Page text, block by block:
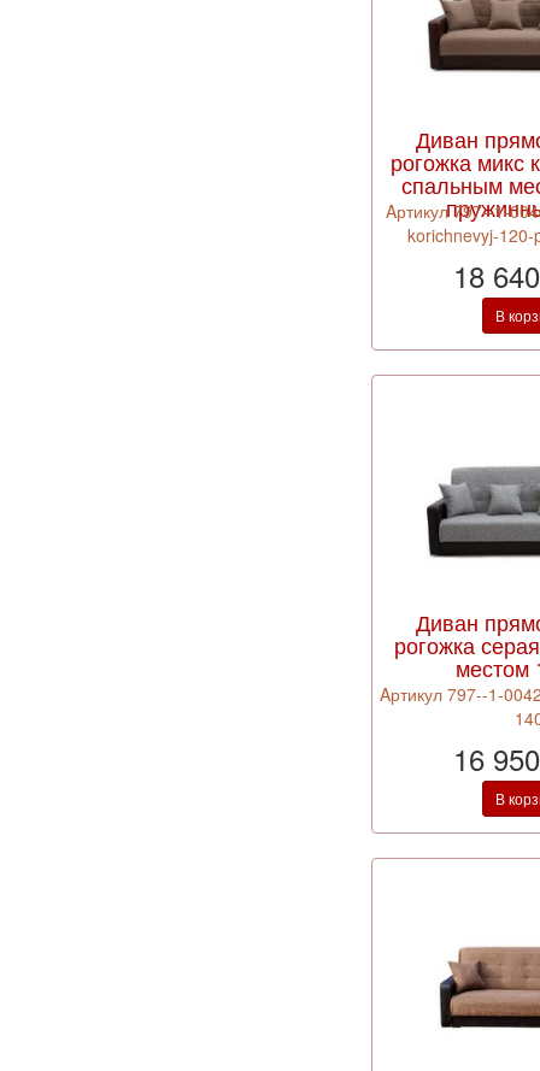
Диван
рогожка микс
спальным
Aртикул 797--1-
korichnevyj-
18
В
Диван
рогожка
местом
Aртикул 797--1-
16
В